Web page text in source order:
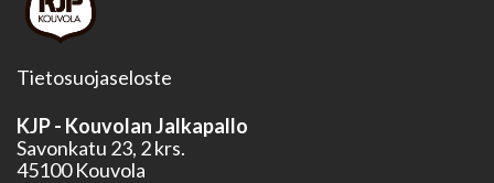
Tietosuojaseloste
KJP - Kouvolan Jalkapallo
Savonkatu 23, 2 krs.
45100 Kouvola